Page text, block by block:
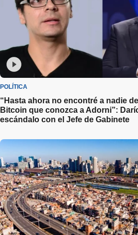
POLÍTICA
“Hasta ahora no encontré a nadie
Bitcoin que conozca a Adorni”:
escándalo con el Jefe de Gabinete